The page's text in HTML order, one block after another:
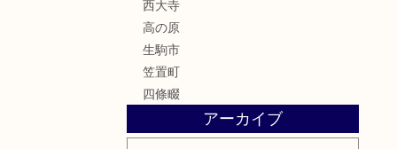
西大寺
高の原
生駒市
笠置町
四條畷
アーカイブ